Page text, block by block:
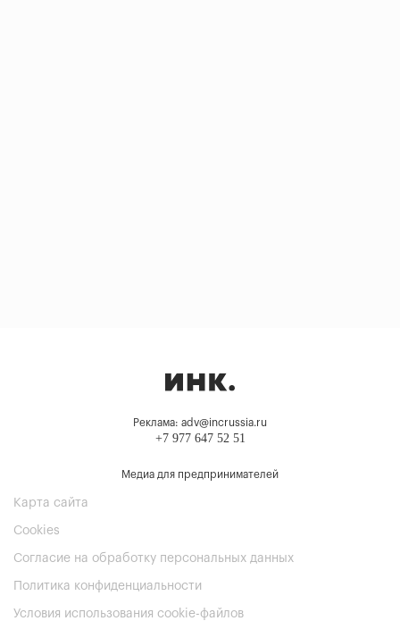
Реклама: adv@incrussia.ru
+7 977 647 52 51
Медиа для предпринимателей
Карта сайта
Cookies
Согласие на обработку персональных данных
Политика конфиденциальности
Условия использования cookie-файлов